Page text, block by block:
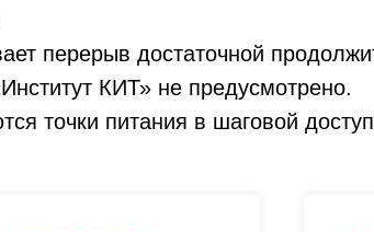
перерыв достаточной
КИТ» не предусмотрено.
точки питания в шаговой